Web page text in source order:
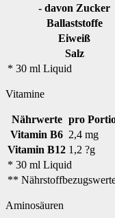
- davon Zucker
Ballaststoffe
Eiweiß
Salz
* 30 ml Liquid
Vitamine
Nährwerte pro
Vitamin B6 2,4 mg
Vitamin B12 1,2 ?g
* 30 ml Liquid
**
Aminosäuren